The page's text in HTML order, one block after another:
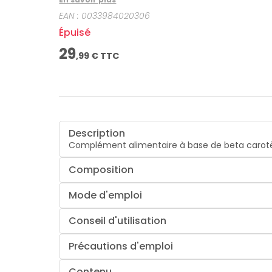
EAN : 0033984020306
Épuisé
29,99 € TTC
Description
Complément alimentaire à base de beta
Composition
Mode d'emploi
Conseil d'utilisation
Précautions d'emploi